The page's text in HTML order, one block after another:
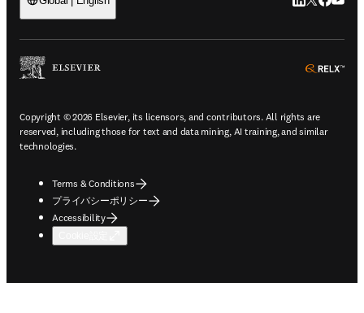
Copyright © 2026 Elsevier, its licensors, and contributors. All rights are
reserved, including those for text and data mining, AI training, and similar
technologies.
Terms & Conditions
プライバシーポリシー
Accessibility